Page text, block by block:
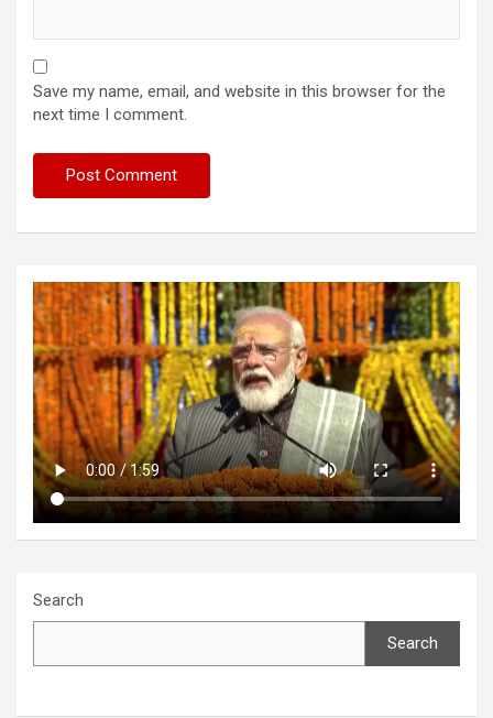
Save my name, email, and website in this browser for the
next time I comment.
Search
Search